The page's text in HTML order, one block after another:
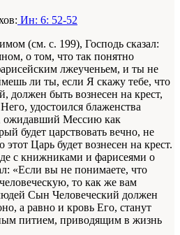
Ин: 6: 52-52
(см. с. 199), Господь сказал:
о том, что так понятно
лжеученьем, и ты не
ли ты, если Я скажу тебе, что
должен быть вознесен на крест,
удостоился блаженства
ожидавший Мессию как
будет царствовать вечно, не
Царь будет вознесен на крест.
с книжниками и фарисеями о
«Если вы не понимаете, что
то как же вам
Сын Человеческий должен
а равно и кровь Его, станут
питием, приводящим в жизнь